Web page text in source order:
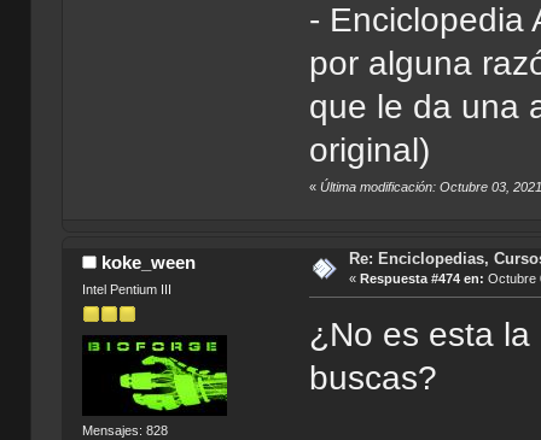
- Enciclopedia
por alguna
que le da una
original)
«Última modificación: Octubre 03,
koke_ween
Intel Pentium III
Mensajes: 828
Re: Enciclopedias,
« Respuesta #474 en: Octubre
¿No es esta
buscas?